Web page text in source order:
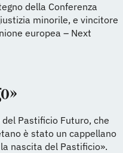
della Conferenza
minorile, e vincitore
europea – Next
Pastificio Futuro, che
è stato un cappellano
nascita del Pastificio».